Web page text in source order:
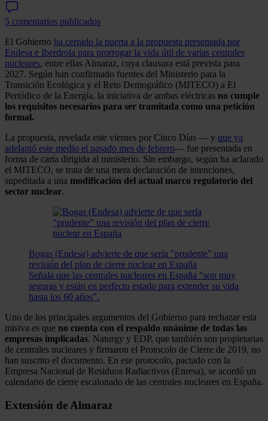
5 comentarios publicados
El Gobierno ha cerrado la puerta a la propuesta presentada por
Endesa e Iberdrola para prorrogar la vida útil de varias centrales
nucleares, entre ellas Almaraz, cuya clausura está prevista para
2027. Según han confirmado fuentes del Ministerio para la
Transición Ecológica y el Reto Demográfico (MITECO) a El
Periódico de la Energía, la iniciativa de ambas eléctricas no cumple
los requisitos necesarios para ser tramitada como una petición
formal.
La propuesta, revelada este viernes por Cinco Días — y que ya
adelantó este medio el pasado mes de febrero— fue presentada en
forma de carta dirigida al ministerio. Sin embargo, según ha aclarado
el MITECO, se trata de una mera declaración de intenciones,
supeditada a una modificación del actual marco regulatorio del
sector nuclear.
Bogas (Endesa) advierte de que sería "prudente" una
revisión del plan de cierre nuclear en España
Señala que las centrales nucleares en España "son muy
seguras y están en perfecto estado para extender su vida
hasta los 60 años".
Uno de los principales argumentos del Gobierno para rechazar esta
misiva es que no cuenta con el respaldo unánime de todas las
empresas implicadas. Naturgy y EDP, que también son propietarias
de centrales nucleares y firmaron el Protocolo de Cierre de 2019, no
han suscrito el documento. En ese protocolo, pactado con la
Empresa Nacional de Residuos Radiactivos (Enresa), se acordó un
calendario de cierre escalonado de las centrales nucleares en España.
Extensión de Almaraz